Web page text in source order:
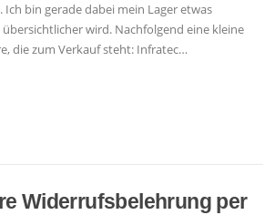
bin gerade dabei mein Lager etwas
wird. Nachfolgend eine kleine
die zum Verkauf steht: Infratec…
Widerrufsbelehrung per